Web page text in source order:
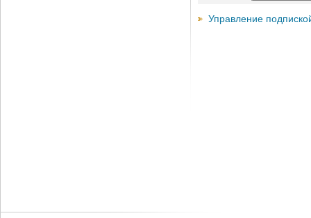
Управление